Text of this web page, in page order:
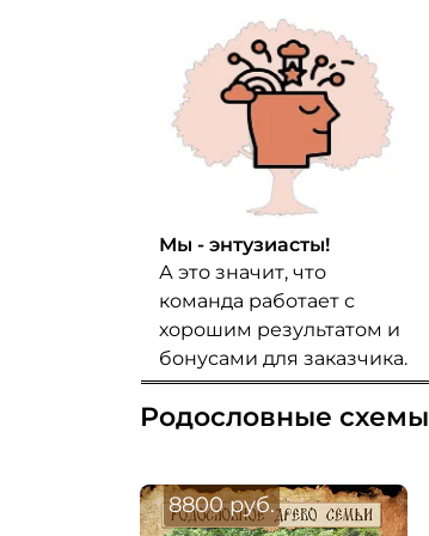
Мы - энтузиасты!
А это значит, что
команда работает с
хорошим результатом и
бонусами для заказчика.
Родословные схемы
8800 руб.